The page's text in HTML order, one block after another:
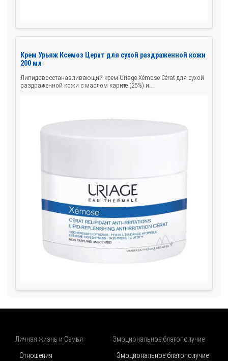
Крем Урьяж Ксемоз Церат для сухой раздраженной кожи
200 мл
Липидовосстанавливающий крем Uriage Xémose Cérat для сухой
раздраженной кожи с маслом карите (25%) и...
Личная жизнь и Семья
Отношения
Эмоциональное благополучие
Эмоциональное благополучие